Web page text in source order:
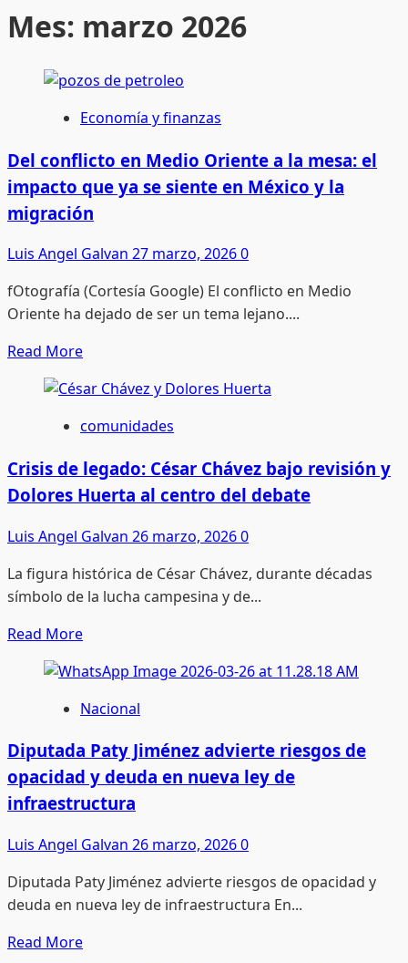
Mes: marzo 2026
Economía y finanzas
Del conflicto en Medio Oriente a la mesa: el
impacto que ya se siente en México y la
migración
Luis Angel Galvan 27 marzo, 20260
fOtografía (Cortesía Google) El conflicto en Medio
Oriente ha dejado de ser un tema lejano....
Read MoreRead
about
Del
en
Medio
Oriente
a
mesa:
el
que
ya
siente
México
y
la
comunidades
Crisis de legado: César Chávez bajo revisión y
Dolores Huerta al centro del debate
Luis Angel Galvan 26 marzo, 20260
La figura histórica de César Chávez, durante décadas
símbolo de la lucha campesina y de...
Read MoreRead
about
Crisis
legado:
César
Chávez
bajo
revisión
Dolores
Huerta
centro
Nacional
Diputada Paty Jiménez advierte riesgos de
opacidad y deuda en nueva ley de
infraestructura
Luis Angel Galvan 26 marzo, 20260
Diputada Paty Jiménez advierte riesgos de opacidad y
deuda en nueva ley de infraestructura En...
Read MoreRead